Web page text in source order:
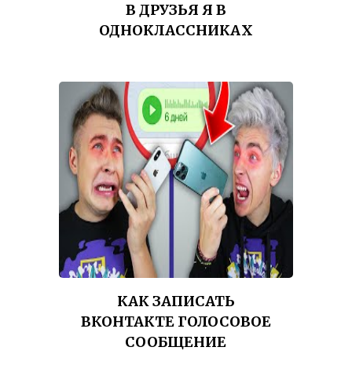
В ДРУЗЬЯ Я В
ОДНОКЛАССНИКАХ
КАК ЗАПИСАТЬ
ВКОНТАКТЕ ГОЛОСОВОЕ
СООБЩЕНИЕ